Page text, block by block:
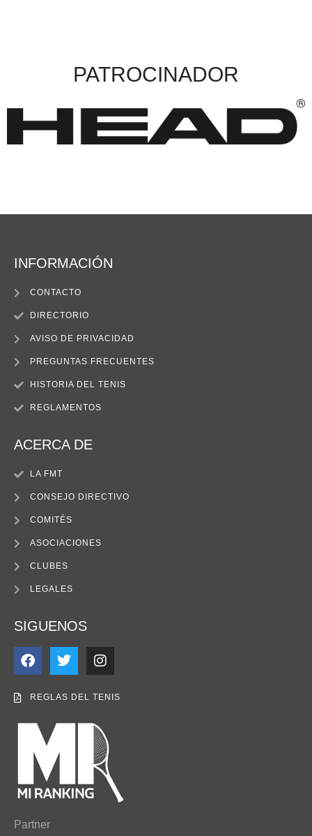
PATROCINADOR
INFORMACIÓN
CONTACTO
DIRECTORIO
AVISO DE PRIVACIDAD
PREGUNTAS FRECUENTES
HISTORIA DEL TENIS
REGLAMENTOS
ACERCA DE
LA FMT
CONSEJO DIRECTIVO
COMITÉS
ASOCIACIONES
CLUBES
LEGALES
SIGUENOS
REGLAS DEL TENIS
Partner